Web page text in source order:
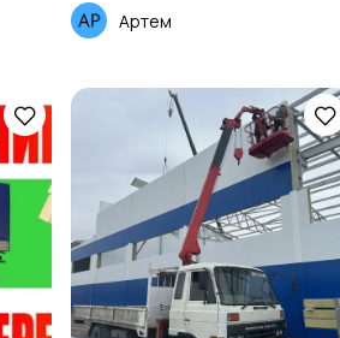
Артем